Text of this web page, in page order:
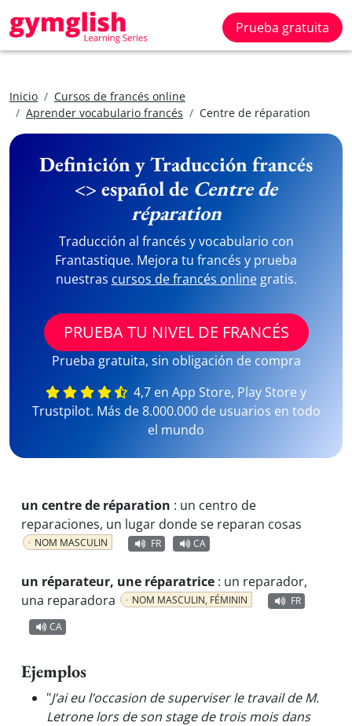
Prueba gratuita
Inicio
Cursos de francés online
Aprender vocabulario francés
Centre de réparation
Definición y Traducción francés
<> español de Centre de
réparation
Traducción al francés y vocabulario con
Frantastique. Mejora tu francés y prueba
nuestras cursos de francés onlinegratis.
PRUEBA TU NIVEL DE FRANCÉS
Prueba gratuita, sin obligación de compra
4,7 en App Store, Play Store y
Trustpilot. Más de 8.000.000 de usuarios en todo
el mundo
un centre de réparation : un centro de
reparaciones, un lugar donde se reparan cosas
NOM MASCULIN FR CA
un réparateur, une réparatrice : un reparador,
una reparadora
NOM MASCULIN, FÉMININ
FR
CA
Ejemplos
"J’ai eu l’occasion de superviser le travail de M.
Letrone lors de son stage de trois mois dans